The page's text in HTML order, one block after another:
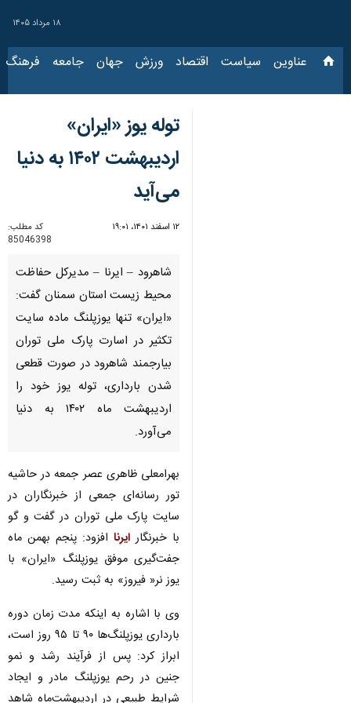
۱۸ مرداد ۱۴۰۵
عناوین‌ سیاست اقتصاد ورزش جهان جامعه فرهنگ
توله یوز «ایران»
اردیبهشت ۱۴۰۲ به دنیا
می‌آید
۱۲ اسفند ۱۴۰۱، ۱۹:۰۱
کد مطلب:
85046398
شاهرود – ایرنا – مدیرکل حفاظت
محیط زیست استان سمنان گفت:
«ایران» تنها یوزپلنگ ماده سایت
تکثیر در اسارت پارک ملی توران
بیارجمند شاهرود در صورت قطعی
شدن بارداری، توله یوز خود را
اردیبهشت ماه ۱۴۰۲ به دنیا
می‌آورد.
بهرامعلی ظاهری عصر جمعه در حاشیه
تور رسانه‌ای جمعی از خبرنگاران در
سایت پارک ملی توران در گفت و گو
با خبرنگار ایرنا افزود: پنجم بهمن ماه
جفت‌گیری موفق یوزپلنگ «ایران» با
یوز نر« فیروز» به ثبت رسید.
وی با اشاره به اینکه مدت زمان دوره
بارداری یوزپلنگ‌ها ۹۰ تا ۹۵ روز است،
ابراز کرد: پس از فرآیند رشد و نمو
جنین در رحم یوزپلنگ مادر و ایجاد
شرایط طبیعی در اردیبهشت‌ماه شاهد